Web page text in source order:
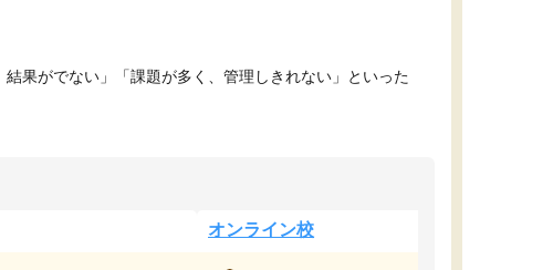
果がでない」「課題が多く、管理しきれない」といった
オンライン校